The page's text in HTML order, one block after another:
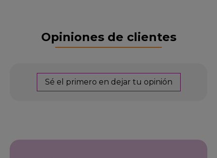
Opiniones de clientes
Sé el primero en dejar tu opinión